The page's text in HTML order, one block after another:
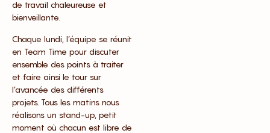
de travail chaleureuse et
bienveillante.
Chaque lundi, l’équipe se réunit
en Team Time pour discuter
ensemble des points à traiter
et faire ainsi le tour sur
l’avancée des différents
projets. Tous les matins nous
réalisons un stand-up, petit
moment où chacun est libre de